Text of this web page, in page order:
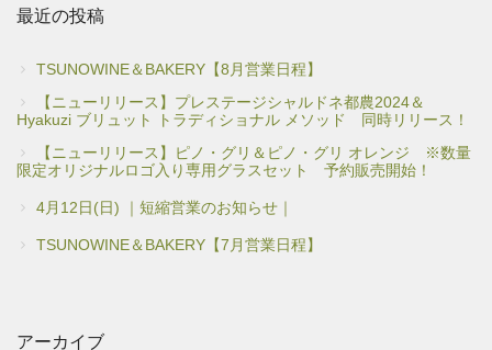
最近の投稿
TSUNOWINE＆BAKERY【8月営業日程】
【ニューリリース】プレステージシャルドネ都農2024＆
Hyakuzi ブリュット トラディショナル メソッド 同時リリース！
【ニューリリース】ピノ・グリ＆ピノ・グリ オレンジ ※数量
限定オリジナルロゴ入り専用グラスセット 予約販売開始！
4月12日(日) ｜短縮営業のお知らせ｜
TSUNOWINE＆BAKERY【7月営業日程】
アーカイブ